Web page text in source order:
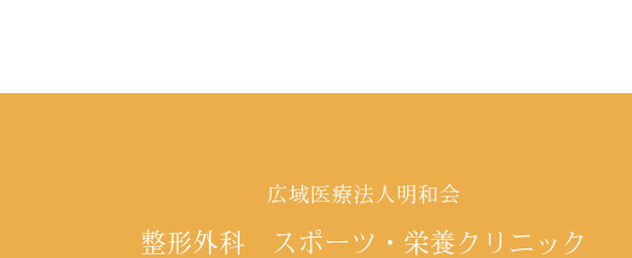
広域医療法人明和会
整形外科 スポーツ・栄養クリニック